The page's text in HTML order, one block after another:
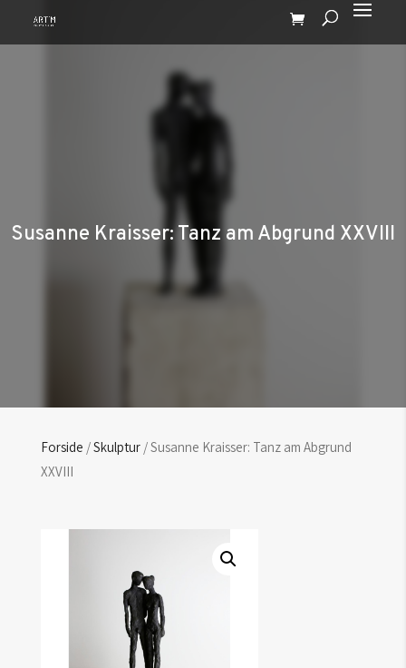
Susanne Kraisser: Tanz am Abgrund XXVIII
Forside /Skulptur/ Susanne Kraisser: Tanz am Abgrund
XXVIII